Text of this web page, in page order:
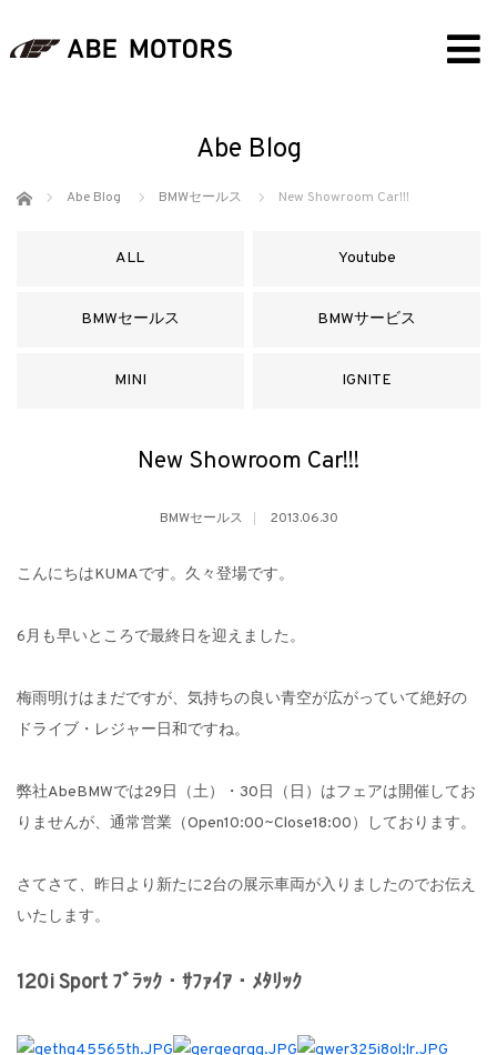
Abe Blog
ホーム Abe Blog BMWセールス New Showroom Car!!!
ALL Youtube
BMWセールス BMWサービス
MINI IGNITE
New Showroom Car!!!
BMWセールス 2013.06.30
こんにちはKUMAです。久々登場です。
6月も早いところで最終日を迎えました。
梅雨明けはまだですが、気持ちの良い青空が広がっていて絶好の
ドライブ・レジャー日和ですね。
弊社AbeBMWでは29日（土）・30日（日）はフェアは開催してお
りませんが、通常営業（Open10:00~Close18:00）しております。
さてさて、昨日より新たに2台の展示車両が入りましたのでお伝え
いたします。
120i Sport ﾌﾞﾗｯｸ・ｻﾌｧｲｱ・ﾒﾀﾘｯｸ